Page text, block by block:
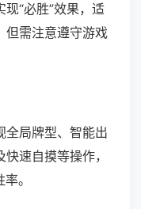
“必胜”效果，适
但需注意遵守游戏
全局牌型、智能出
速自摸等操作，
。